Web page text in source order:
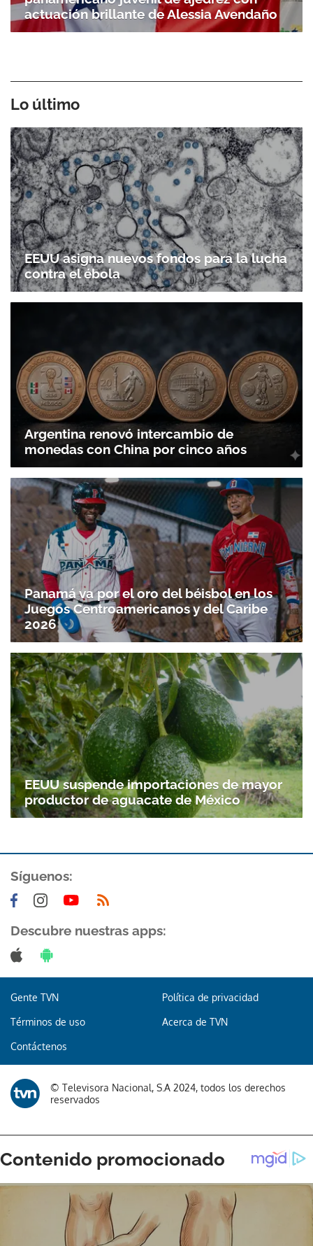
Gracias por suscribirte a nuestro boletín.
ACEPTAR
actuación brillante de Alessia Avendaño
Lo último
EEUU asigna nuevos fondos para la lucha
contra el ébola
Argentina renovó intercambio de
monedas con China por cinco años
Panamá va por el oro del béisbol en los
Juegos Centroamericanos y del Caribe
2026
EEUU suspende importaciones de mayor
productor de aguacate de México
Síguenos:
Descubre nuestras apps:
Gente TVN Política de privacidad
Términos de uso Acerca de TVN
Contáctenos
© Televisora Nacional, S.A 2024, todos los derechos
reservados